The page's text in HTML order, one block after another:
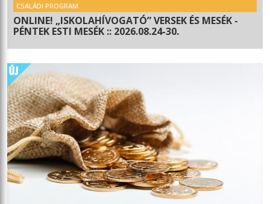
CSALÁDI PROGRAM
ONLINE! „ISKOLAHÍVOGATÓ” VERSEK ÉS MESÉK -
PÉNTEK ESTI MESÉK :: 2026.08.24-30.